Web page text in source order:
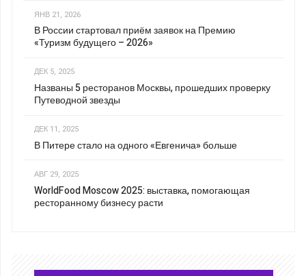
ЯНВ 21, 2026
В России стартовал приём заявок на Премию
«Туризм будущего – 2026»
ДЕК 5, 2025
Названы 5 ресторанов Москвы, прошедших проверку
Путеводной звезды
ДЕК 11, 2025
В Питере стало на одного «Евгенича» больше
АВГ 29, 2025
WorldFood Moscow 2025: выставка, помогающая
ресторанному бизнесу расти